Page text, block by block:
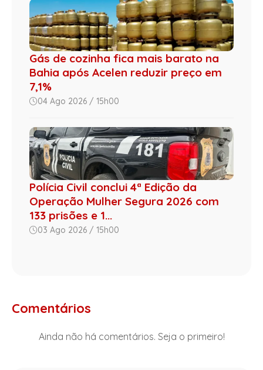
Gás de cozinha fica mais barato na
Bahia após Acelen reduzir preço em
7,1%
04 Ago 2026 / 15h00
Polícia Civil conclui 4ª Edição da
Operação Mulher Segura 2026 com
133 prisões e 1...
03 Ago 2026 / 15h00
Comentários
Ainda não há comentários. Seja o primeiro!